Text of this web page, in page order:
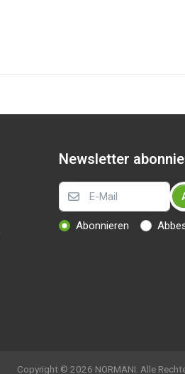
Newsletter
Abonnieren
Copyright © 2026 NORMANI. Alle